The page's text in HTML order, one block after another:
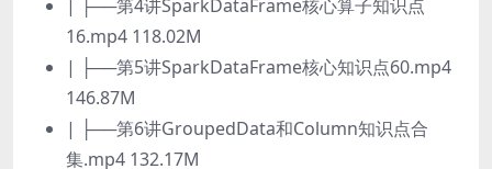
| ├──第4讲SparkDataFrame核心算子知识点
16.mp4 118.02M
| ├──第5讲SparkDataFrame核心知识点60.mp4
146.87M
| ├──第6讲GroupedData和Column知识点合
集.mp4 132.17M